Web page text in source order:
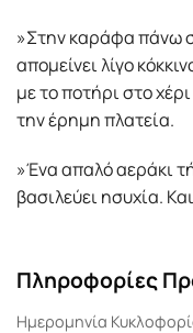
»Στην καράφα πάνω
απομείνει λίγο
με το ποτήρι στο
την έρημη πλατεία.
»Ένα απαλό αεράκι
βασιλεύει ησυχία.
Πληροφορίες
Ημερομηνία